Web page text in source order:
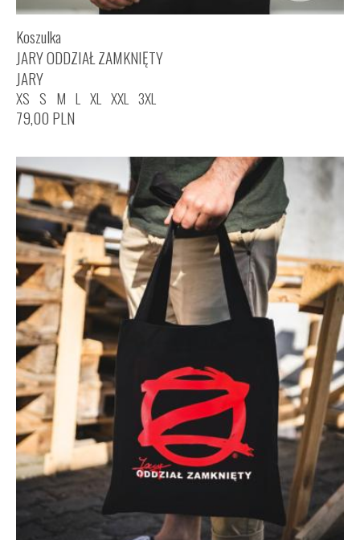
Koszulka
JARY ODDZIAŁ ZAMKNIĘTY
JARY
XS S M L XL XXL 3XL
79,00 PLN